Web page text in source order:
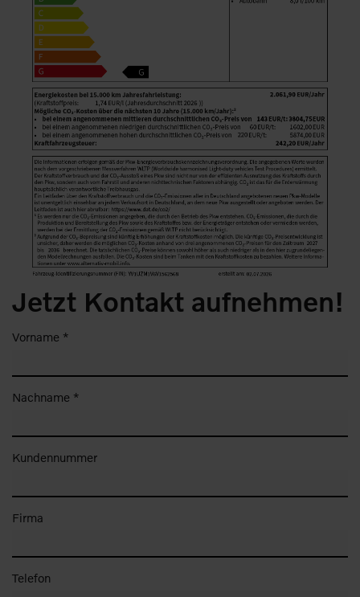
Jetzt Kontakt aufnehmen!
Vorname *
Nachname *
Kundennummer
Firma
Telefon